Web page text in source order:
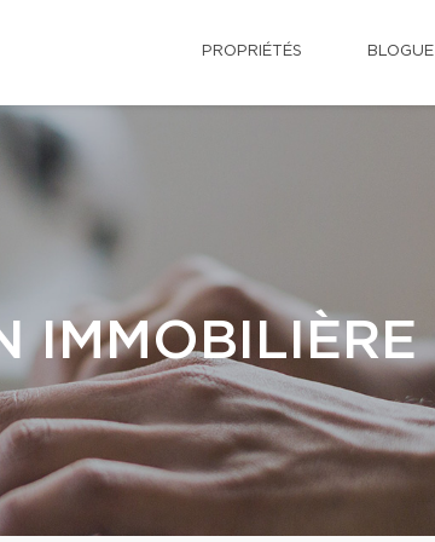
PROPRIÉTÉS BLOGUE
IMMOBILIÈRE